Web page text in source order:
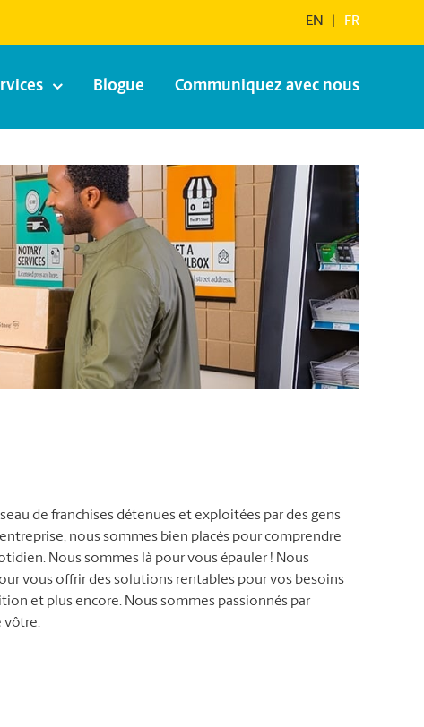
EN FR
Blogue Communiquez avec nous
de franchises détenues et exploitées par des gens
nous sommes bien placés pour comprendre
Nous sommes là pour vous épauler ! Nous
vous offrir des solutions rentables pour vos besoins
et plus encore. Nous sommes passionnés par
vôtre.